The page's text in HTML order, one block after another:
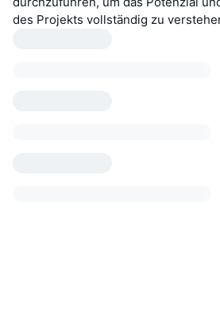
des Projekts vollständig zu